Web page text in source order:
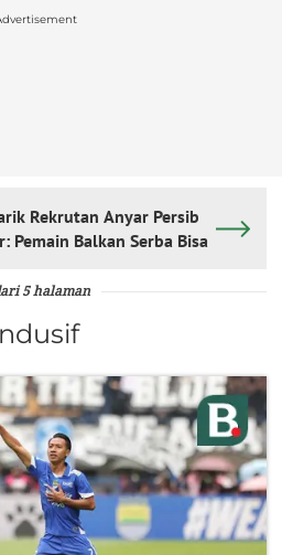
Rekrutan Anyar Persib
Pemain Balkan Serba Bisa
5 halaman